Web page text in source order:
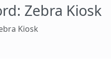
Zebra Kiosk
Kiosk